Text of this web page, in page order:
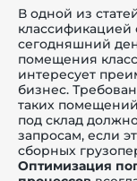
В одной из
классификацией
сегодняшний
помещения
интересует
бизнес.
таких
под склад
запросам, если
сборных
Оптимизация